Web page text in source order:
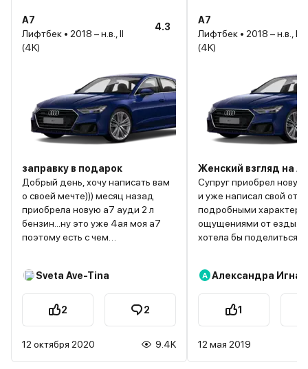
A7
Лифтбек • 2018 – н.в., II
(4K)
4.3
заправку в подарок
Добрый день, хочу написать вам
о своей мечте))) месяц назад
приобрела новую а7 ауди 2 л
бензин...ну это уже 4ая моя а7
поэтому есть с чем
расхода топлива!!!!!это
невозможно........заправка
каждый день на 3.5 рубля...кто бы
мог подумать-но точно не я!!!
245лс ,ели так мало что я даже
забывала что такое заехать на
Sveta Ave-Tina
2 2
12 октября 2020 9.4K
A7
Лифтбек • 2018 – н.в., II
(4K)
Женский взгляд на
Супруг приобрел
и уже написал свой
подробными
ощущениями от езды.
хотела бы поделиться с
Возможно, женщинам
полезно это почитать
определиться с
автомобиля для себя.
дизайн фар с
полосочками. Таких я
А Александра
1
12 мая 2019